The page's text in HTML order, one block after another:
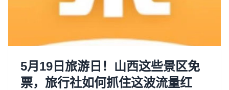
5月19日旅游日！山西这些景区免
票，旅行社如何抓住这波流量红